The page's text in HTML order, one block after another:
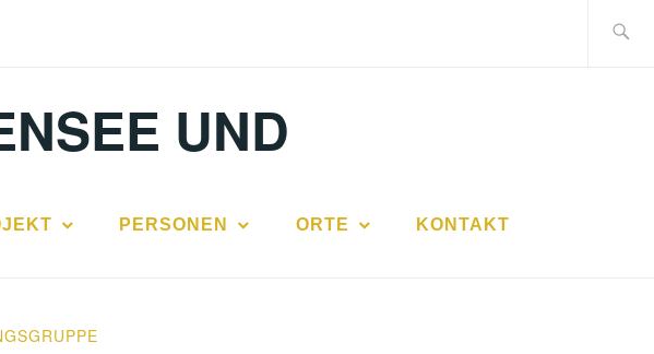
nach:
UND
PERSONEN ORTE KONTAKT